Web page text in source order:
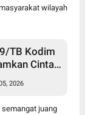
wilayah
TB Kodim
Cinta
MAN1
2026
juang